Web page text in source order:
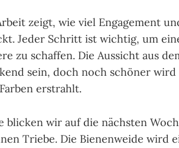
zeigt, wie viel Engagement
Jeder Schritt ist wichtig, um
zu schaffen. Die Aussicht aus
sein, doch noch schöner
erstrahlt.
blicken wir auf die nächsten
Triebe. Die Bienenweide wird